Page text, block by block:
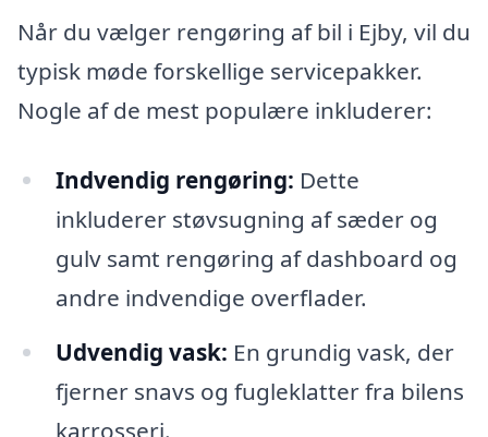
Når du vælger rengøring af bil i Ejby, vil du
typisk møde forskellige servicepakker.
Nogle af de mest populære inkluderer:
Indvendig rengøring: Dette
inkluderer støvsugning af sæder og
gulv samt rengøring af dashboard og
andre indvendige overflader.
Udvendig vask: En grundig vask, der
fjerner snavs og fugleklatter fra bilens
karrosseri.